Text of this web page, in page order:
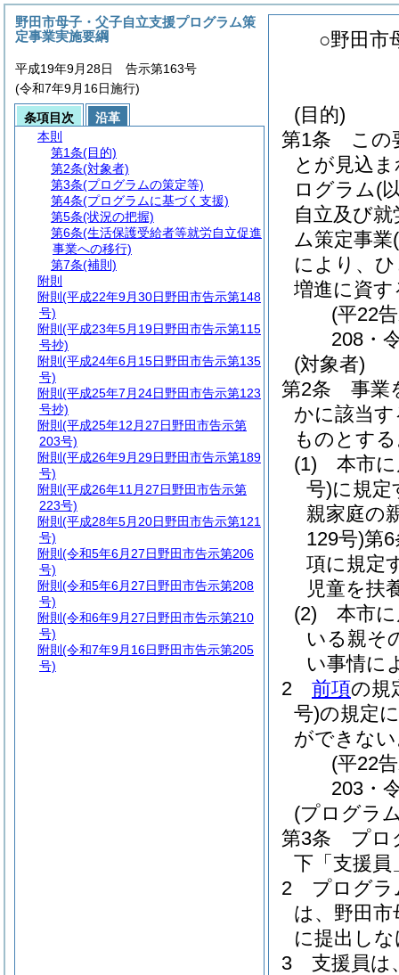
○野田市
(目的)
第1条
この
とが見込
ログラム(
自立及び
ム策定事業(
により、
増進に資
(平22
208・
(対象者)
第2条
事業
かに該当
ものとす
(1)
本市
号)に規
親家庭の
129号)第
項に規定
児童を扶
(2)
本市
いる親そ
い事情に
2
前項の規
号)の規定
ができな
(平22
203・
(プログラ
第3条
プロ
下「支援
2
プログ
は、野田
に提出し
3
支援員は
野田市母子・父子自立支援プログラム策
定事業実施要綱
平成19年9月28日 告示第163号
(令和7年9月16日施行)
条項目次
沿革
本則
第1条(目的)
第2条(対象者)
第3条(プログラムの策定等)
第4条(プログラムに基づく支援)
第5条(状況の把握)
第6条(生活保護受給者等就労自立促進
事業への移行)
第7条(補則)
附則
附則 (平成22年9月30日野田市告示第148
号)
附則 (平成23年5月19日野田市告示第115
号抄)
附則 (平成24年6月15日野田市告示第135
号)
附則 (平成25年7月24日野田市告示第123
号抄)
附則 (平成25年12月27日野田市告示第
203号)
附則 (平成26年9月29日野田市告示第189
号)
附則 (平成26年11月27日野田市告示第
223号)
附則 (平成28年5月20日野田市告示第121
号)
附則 (令和5年6月27日野田市告示第206
号)
附則 (令和5年6月27日野田市告示第208
号)
附則 (令和6年9月27日野田市告示第210
号)
附則 (令和7年9月16日野田市告示第205
号)